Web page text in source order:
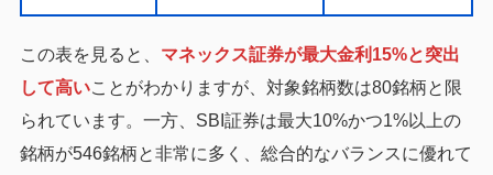
この表を見ると、 マネックス証券が最大金利15%と突出
して高いことがわかりますが、対象銘柄数は80銘柄と限
られています。一方、SBI証券は最大10%かつ1%以上の
銘柄が546銘柄と非常に多く、総合的なバランスに優れて